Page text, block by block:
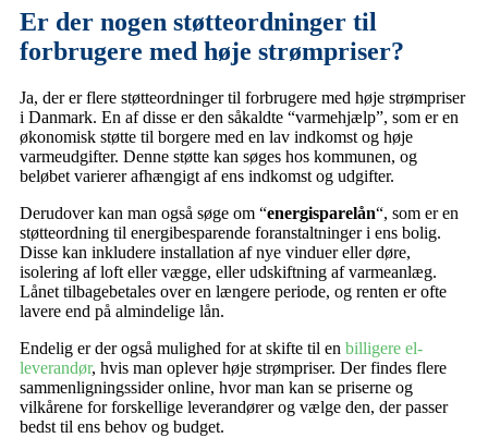
Er der nogen støtteordninger til
forbrugere med høje strømpriser?
Ja, der er flere støtteordninger til forbrugere med høje strømpriser
i Danmark. En af disse er den såkaldte “varmehjælp”, som er en
økonomisk støtte til borgere med en lav indkomst og høje
varmeudgifter. Denne støtte kan søges hos kommunen, og
beløbet varierer afhængigt af ens indkomst og udgifter.
Derudover kan man også søge om “energisparelån“, som er en
støtteordning til energibesparende foranstaltninger i ens bolig.
Disse kan inkludere installation af nye vinduer eller døre,
isolering af loft eller vægge, eller udskiftning af varmeanlæg.
Lånet tilbagebetales over en længere periode, og renten er ofte
lavere end på almindelige lån.
Endelig er der også mulighed for at skifte til en billigere el-
leverandør, hvis man oplever høje strømpriser. Der findes flere
sammenligningssider online, hvor man kan se priserne og
vilkårene for forskellige leverandører og vælge den, der passer
bedst til ens behov og budget.